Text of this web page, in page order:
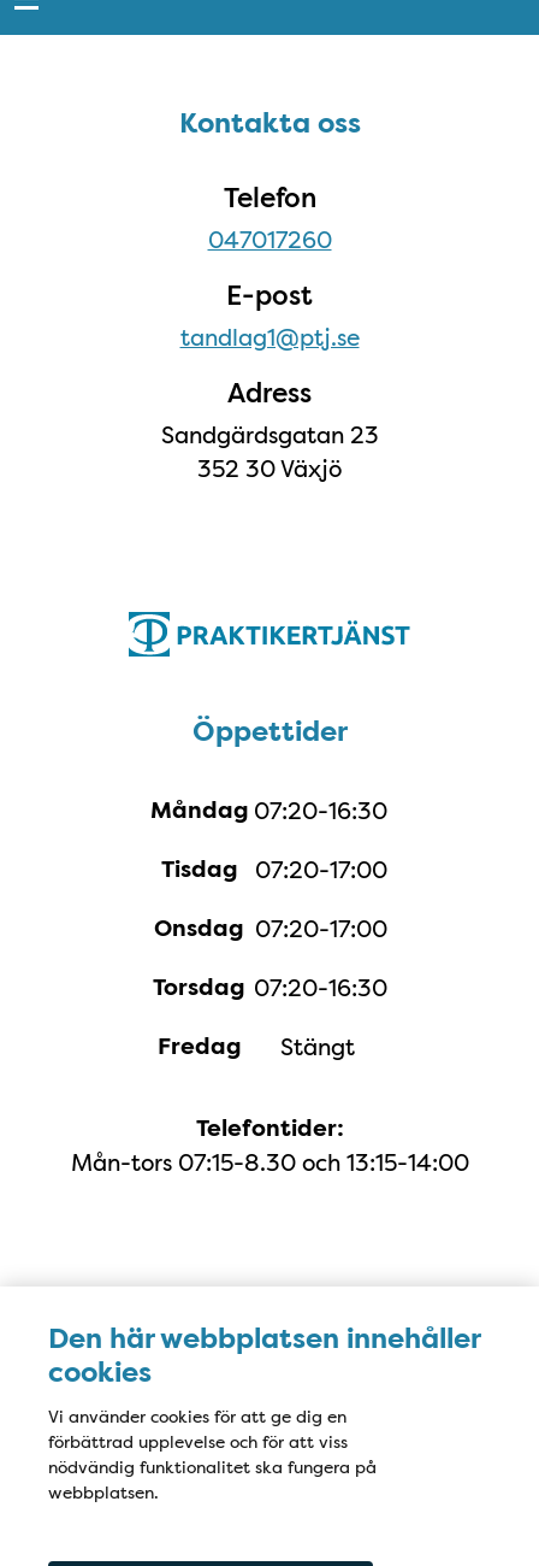
Den här webbplatsen innehåller
cookies
Vi använder cookies för att ge dig en
förbättrad upplevelse och för att viss
nödvändig funktionalitet ska fungera på
webbplatsen.
Kontakta ossKontakta oss
Telefon
047017260
E-post
tandlag1@ptj.se
Adress
Sandgärdsgatan 23
352 30 Växjö
Öppettider
Måndag 07:20-16:30
Tisdag 07:20-17:00
Onsdag 07:20-17:00
Torsdag 07:20-16:30
Fredag Stängt
Telefontider:
Mån-tors 07:15-8.30 och 13:15-14:00
Karta